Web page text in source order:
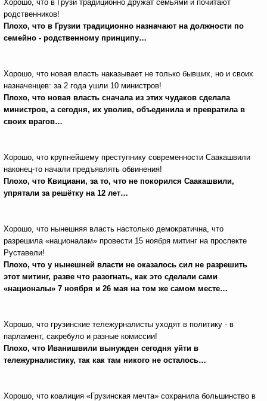
Хорошо, что в Грузи традиционно дружат семьями и почитают
родственников!
Плохо, что в Грузии традиционно назначают на должности по
семейно - родственному принципу…
Хорошо, что новая власть наказывает не только бывших, но и своих
назначенцев: за 2 года ушли 10 министров!
Плохо, что новая власть сначала из этих чудаков сделала
министров, а сегодня, их уволив, объединила и превратила в
своих врагов…
Хорошо, что крупнейшему преступнику современности Саакашвили
наконец-то начали предъявлять обвинения!
Плохо, что Квициани, за то, что не покорился Саакашвили,
упрятали за решётку на 12 лет…
Хорошо, что нынешняя власть настолько демократична, что
разрешила «националам» провести 15 ноября митинг на проспекте
Руставели!
Плохо, что у нынешней власти не оказалось сил не разрешить
этот митинг, разве что разогнать, как это сделали сами
«националы» 7 ноября и 26 мая на том же самом месте…
Хорошо, что грузинские тележурналисты уходят в политику - в
парламент, сакребуло и разные комиссии!
Плохо, что Иванишвили вынужден сегодня уйти в
тележурналистику, так как там никого не осталось…
Хорошо, что коалиция «Грузинская мечта» сохранила большинство в